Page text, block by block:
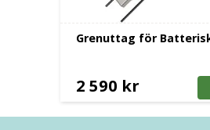
Grenuttag för
2 590 kr